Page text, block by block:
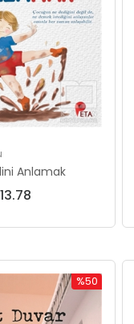
Anlamak
%50
İndirim